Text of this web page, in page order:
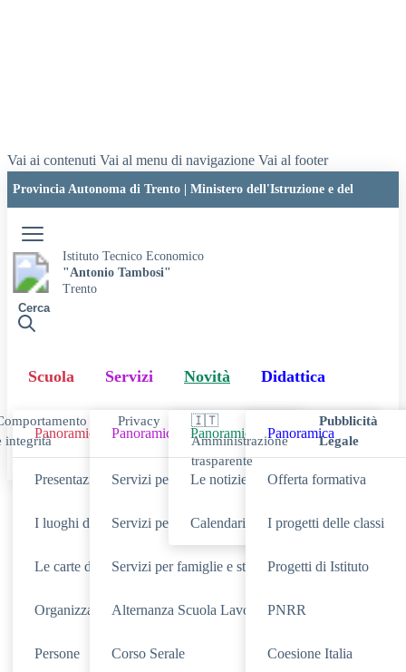
Vai ai contenuti Vai al menu di navigazione Vai al footer
Provincia Autonoma di Trento Ministero dell'Istruzione e del
Merito
Istituto Tecnico Economico
"Antonio Tambosi"
Trento
Cerca
Scuola
Panoramica
Presentazione
I luoghi della scuola
Le carte della scuola
Organizzazione
Persone
Servizi
Panoramica
Servizi per docenti
Servizi per il personale scolastico ATA
Servizi per famiglie e studenti
Alternanza Scuola Lavoro
Corso Serale
Novità
Panoramica
Le notizie
Calendario eventi
Didattica
Panoramica
Offerta formativa
I progetti delle classi
Progetti di Istituto
PNRR
Coesione Italia
integrità
Privacy
🇮🇹
Amministrazione
trasparente
Pubblicità
Legale
Cerca nella sezioneSCUOLA Cerca tra le
Cerca nei SERVIZI Cerca nella DIDATTICA